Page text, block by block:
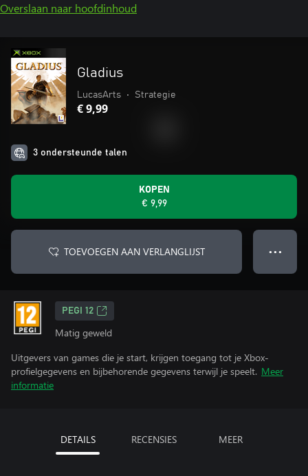
Overslaan naar hoofdinhoud
Gladius
LucasArts • Strategie
€ 9,99
3 ondersteunde talen
KOPEN
€ 9,99
TOEVOEGEN AAN VERLANGLIJST ● ● ●
PEGI 12
Matig geweld
Uitgevers van games die je start, krijgen toegang tot je Xbox-
profielgegevens en bijbehorende gegevens terwijl je speelt. Meer
informatie
DETAILS RECENSIES MEER